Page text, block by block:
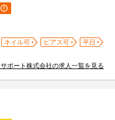
ネイル可 ピアス可
平日
ポート株式会社の求人一覧を見る